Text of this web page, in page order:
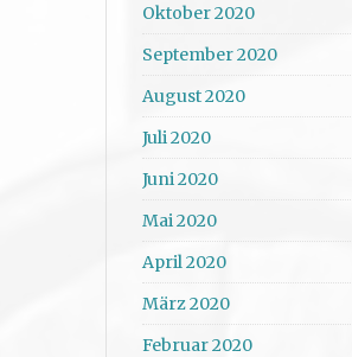
Oktober 2020
September 2020
August 2020
Juli 2020
Juni 2020
Mai 2020
April 2020
März 2020
Februar 2020